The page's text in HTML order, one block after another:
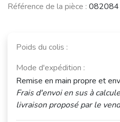
Référence de la pièce : 082084
Poids du colis :
Mode d'expédition :
Remise en main propre et
Frais d'envoi en sus à
livraison proposé par le